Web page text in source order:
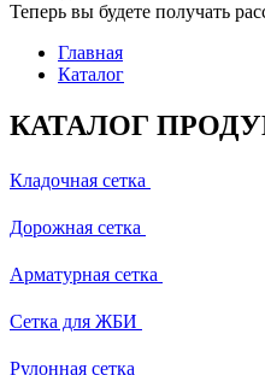
Теперь вы будете получать
Главная
Каталог
КАТАЛОГ
Кладочная сетка
Дорожная сетка
Арматурная сетка
Сетка для ЖБИ
Рулонная сетка